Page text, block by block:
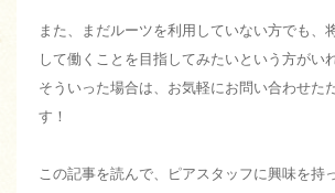
また、まだルーツを利用していない方でも、
して働くことを目指してみたいという方がい
そういった場合は、お気軽にお問い合わせた
す！
この記事を読んで、ピアスタッフに興味を持